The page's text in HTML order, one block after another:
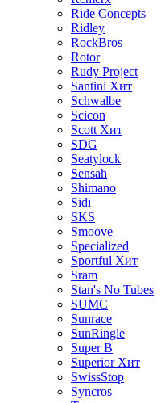
Ride Concepts
Ridley
RockBros
Rotor
Rudy Project
Santini Хит
Schwalbe
Scicon
Scott Хит
SDG
Seatylock
Sensah
Shimano
Sidi
SKS
Smoove
Specialized
Sportful Хит
Sram
Stan's No Tubes
SUMC
Sunrace
SunRingle
Super B
Superior Хит
SwissStop
Syncros